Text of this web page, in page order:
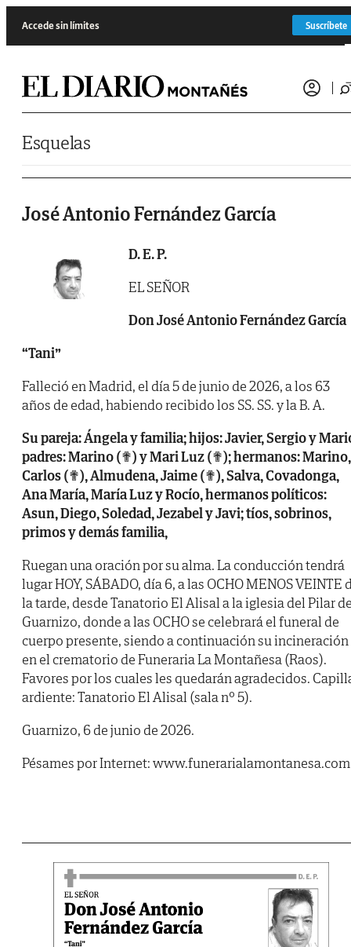
Accede sin límites Suscríbete
Esquelas
José Antonio Fernández García
D. E. P.
EL SEÑOR
Don José Antonio Fernández García
“Tani”
Falleció en Madrid, el día 5 de junio de 2026, a los 63
años de edad, habiendo recibido los SS. SS. y la B. A.
Su pareja: Ángela y familia; hijos: Javier, Sergio y
padres: Marino (✟) y Mari Luz (✟); hermanos: Marino,
Carlos (✟), Almudena, Jaime (✟), Salva, Covadonga,
Ana María, María Luz y Rocío, hermanos políticos:
Asun, Diego, Soledad, Jezabel y Javi; tíos, sobrinos,
primos y demás familia,
Ruegan una oración por su alma. La conducción tendrá
lugar HOY, SÁBADO, día 6, a las OCHO MENOS VEINTE
la tarde, desde Tanatorio El Alisal a la iglesia del Pilar
Guarnizo, donde a las OCHO se celebrará el funeral de
cuerpo presente, siendo a continuación su incineración
en el crematorio de Funeraria La Montañesa (Raos).
Favores por los cuales les quedarán agradecidos.
ardiente: Tanatorio El Alisal (sala nº 5).
Guarnizo, 6 de junio de 2026.
Pésames por Internet: www.funerarialamontanesa.com